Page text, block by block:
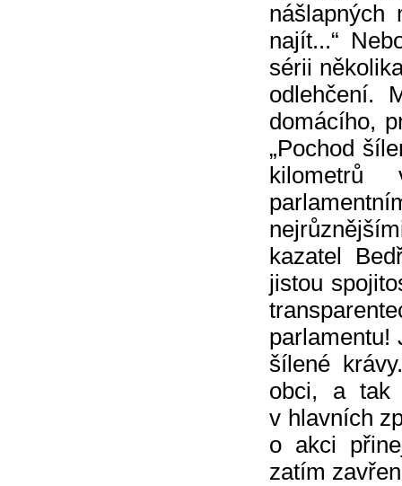
najít...“
sérii
odlehčení.
domácího,
„Pochod
kilometrů
kazatel
jistou
parlamentu!
šílené
obci, a tak
v hlavních
o akci
zatím